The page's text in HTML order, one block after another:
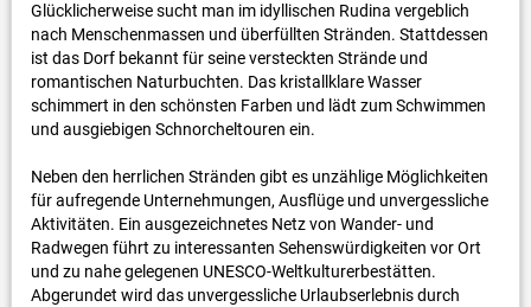
Glücklicherweise sucht man im idyllischen Rudina vergeblich
nach Menschenmassen und überfüllten Stränden. Stattdessen
ist das Dorf bekannt für seine versteckten Strände und
romantischen Naturbuchten. Das kristallklare Wasser
schimmert in den schönsten Farben und lädt zum Schwimmen
und ausgiebigen Schnorcheltouren ein.
Neben den herrlichen Stränden gibt es unzählige Möglichkeiten
für aufregende Unternehmungen, Ausflüge und unvergessliche
Aktivitäten. Ein ausgezeichnetes Netz von Wander- und
Radwegen führt zu interessanten Sehenswürdigkeiten vor Ort
und zu nahe gelegenen UNESCO-Weltkulturerbestätten.
Abgerundet wird das unvergessliche Urlaubserlebnis durch